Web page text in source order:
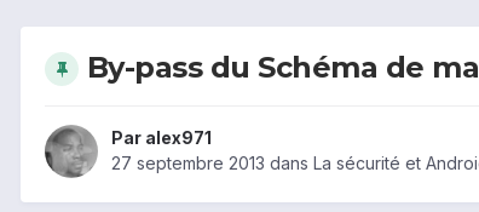
By-pass du Schéma de
Par alex971
27 septembre 2013 dans La sécurité et